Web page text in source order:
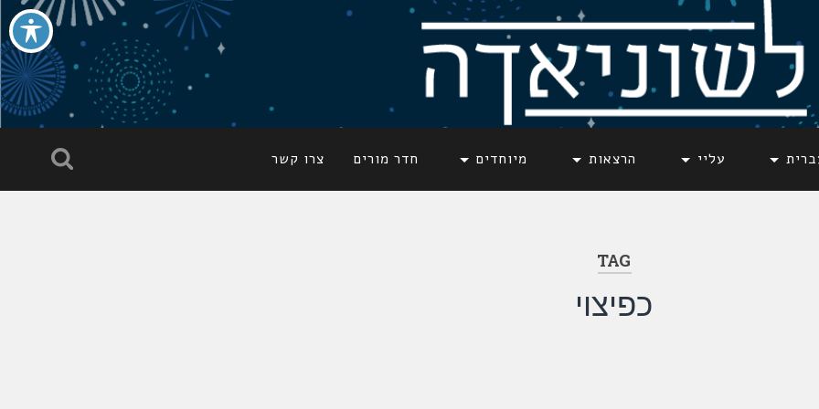
עליי הרצאות מיוחדים חדר מורים צרו קשר
TAG
כפיצוי